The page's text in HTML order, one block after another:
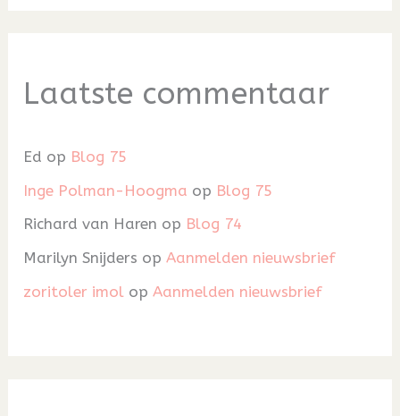
Laatste commentaar
Ed op Blog 75
Inge Polman-Hoogma op Blog 75
Richard van Haren op Blog 74
Marilyn Snijders opAanmelden nieuwsbrief
zoritoler imol opAanmelden nieuwsbrief